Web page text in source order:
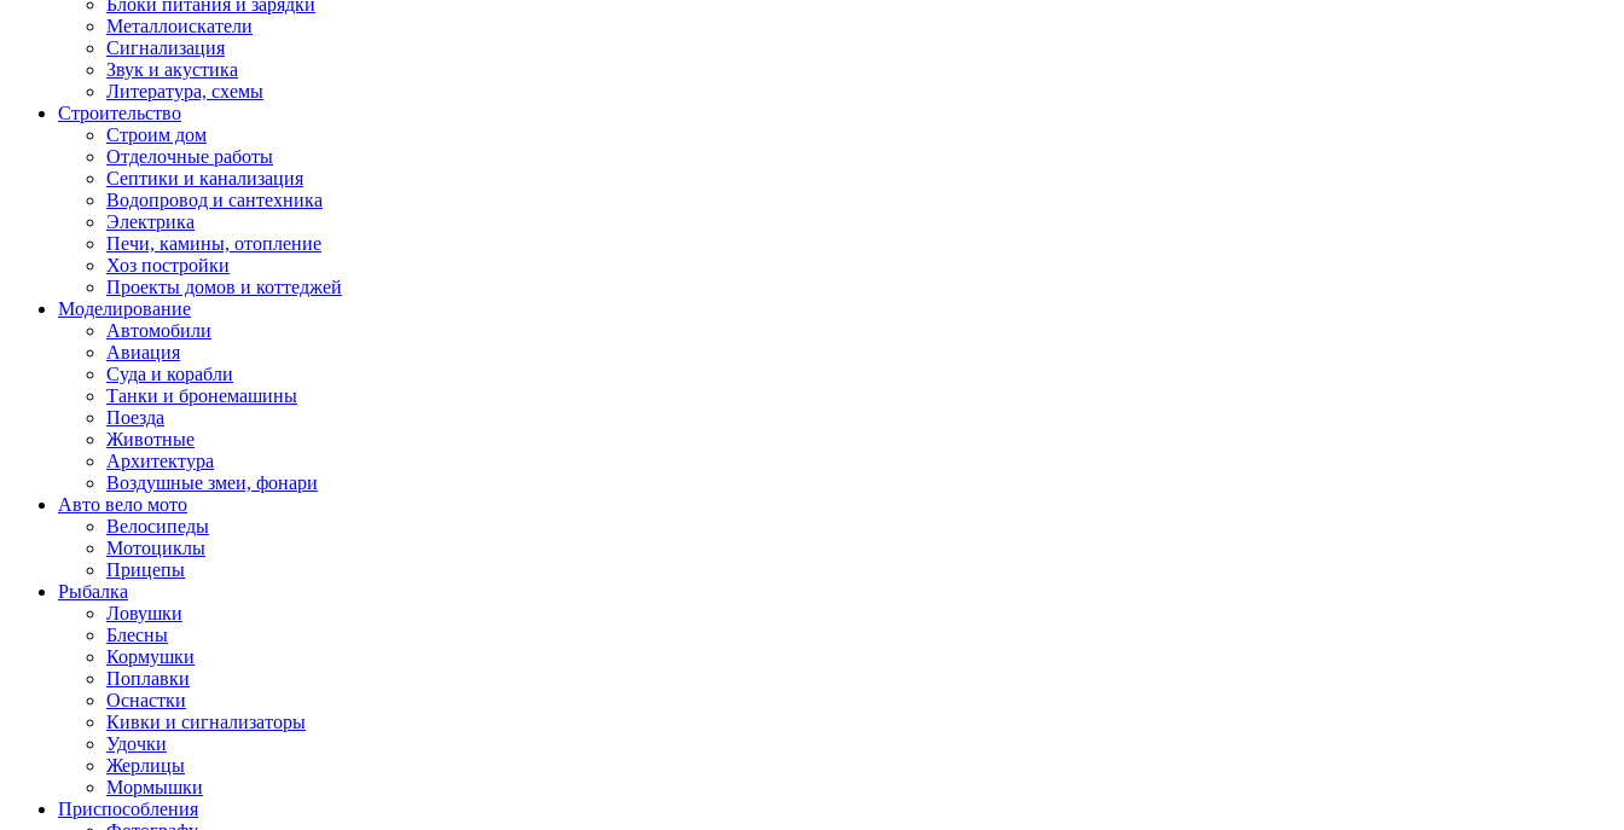
Блоки питания и зарядки
Металлоискатели
Сигнализация
Звук и акустика
Литература, схемы
Строительство
Строим дом
Отделочные работы
Септики и канализация
Водопровод и сантехника
Электрика
Печи, камины, отопление
Хоз постройки
Проекты домов и коттеджей
Моделирование
Автомобили
Авиация
Суда и корабли
Танки и бронемашины
Поезда
Животные
Архитектура
Воздушные змеи, фонари
Авто вело мото
Велосипеды
Мотоциклы
Прицепы
Рыбалка
Ловушки
Блесны
Кормушки
Поплавки
Оснастки
Кивки и сигнализаторы
Удочки
Жерлицы
Мормышки
Приспособления